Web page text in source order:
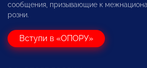
сообщения, призывающие к
розни.
Вступи в «ОПОРУ»